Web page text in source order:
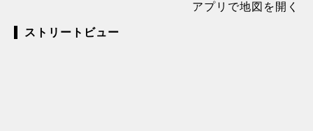
アプリで地図を開く
ストリートビュー